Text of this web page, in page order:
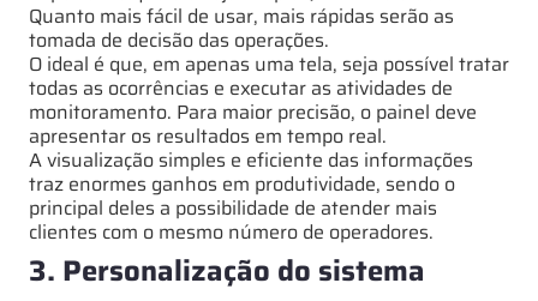
Quanto mais fácil de usar, mais rápidas serão as
tomada de decisão das operações.
O ideal é que, em apenas uma tela, seja possível tratar
todas as ocorrências e executar as atividades de
monitoramento. Para maior precisão, o painel deve
apresentar os resultados em tempo real.
A visualização simples e eficiente das informações
traz enormes ganhos em produtividade, sendo o
principal deles a possibilidade de atender mais
clientes com o mesmo número de operadores.
3. Personalização do sistema